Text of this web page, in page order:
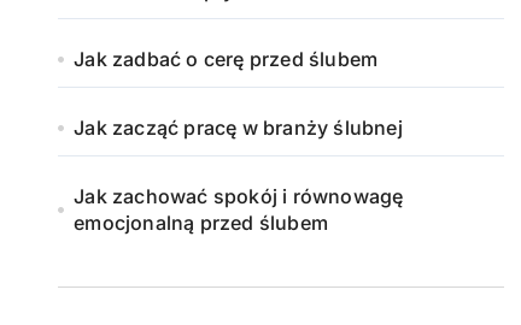
Jak zadbać o cerę przed ślubem
Jak zacząć pracę w branży ślubnej
Jak zachować spokój i równowagę
emocjonalną przed ślubem